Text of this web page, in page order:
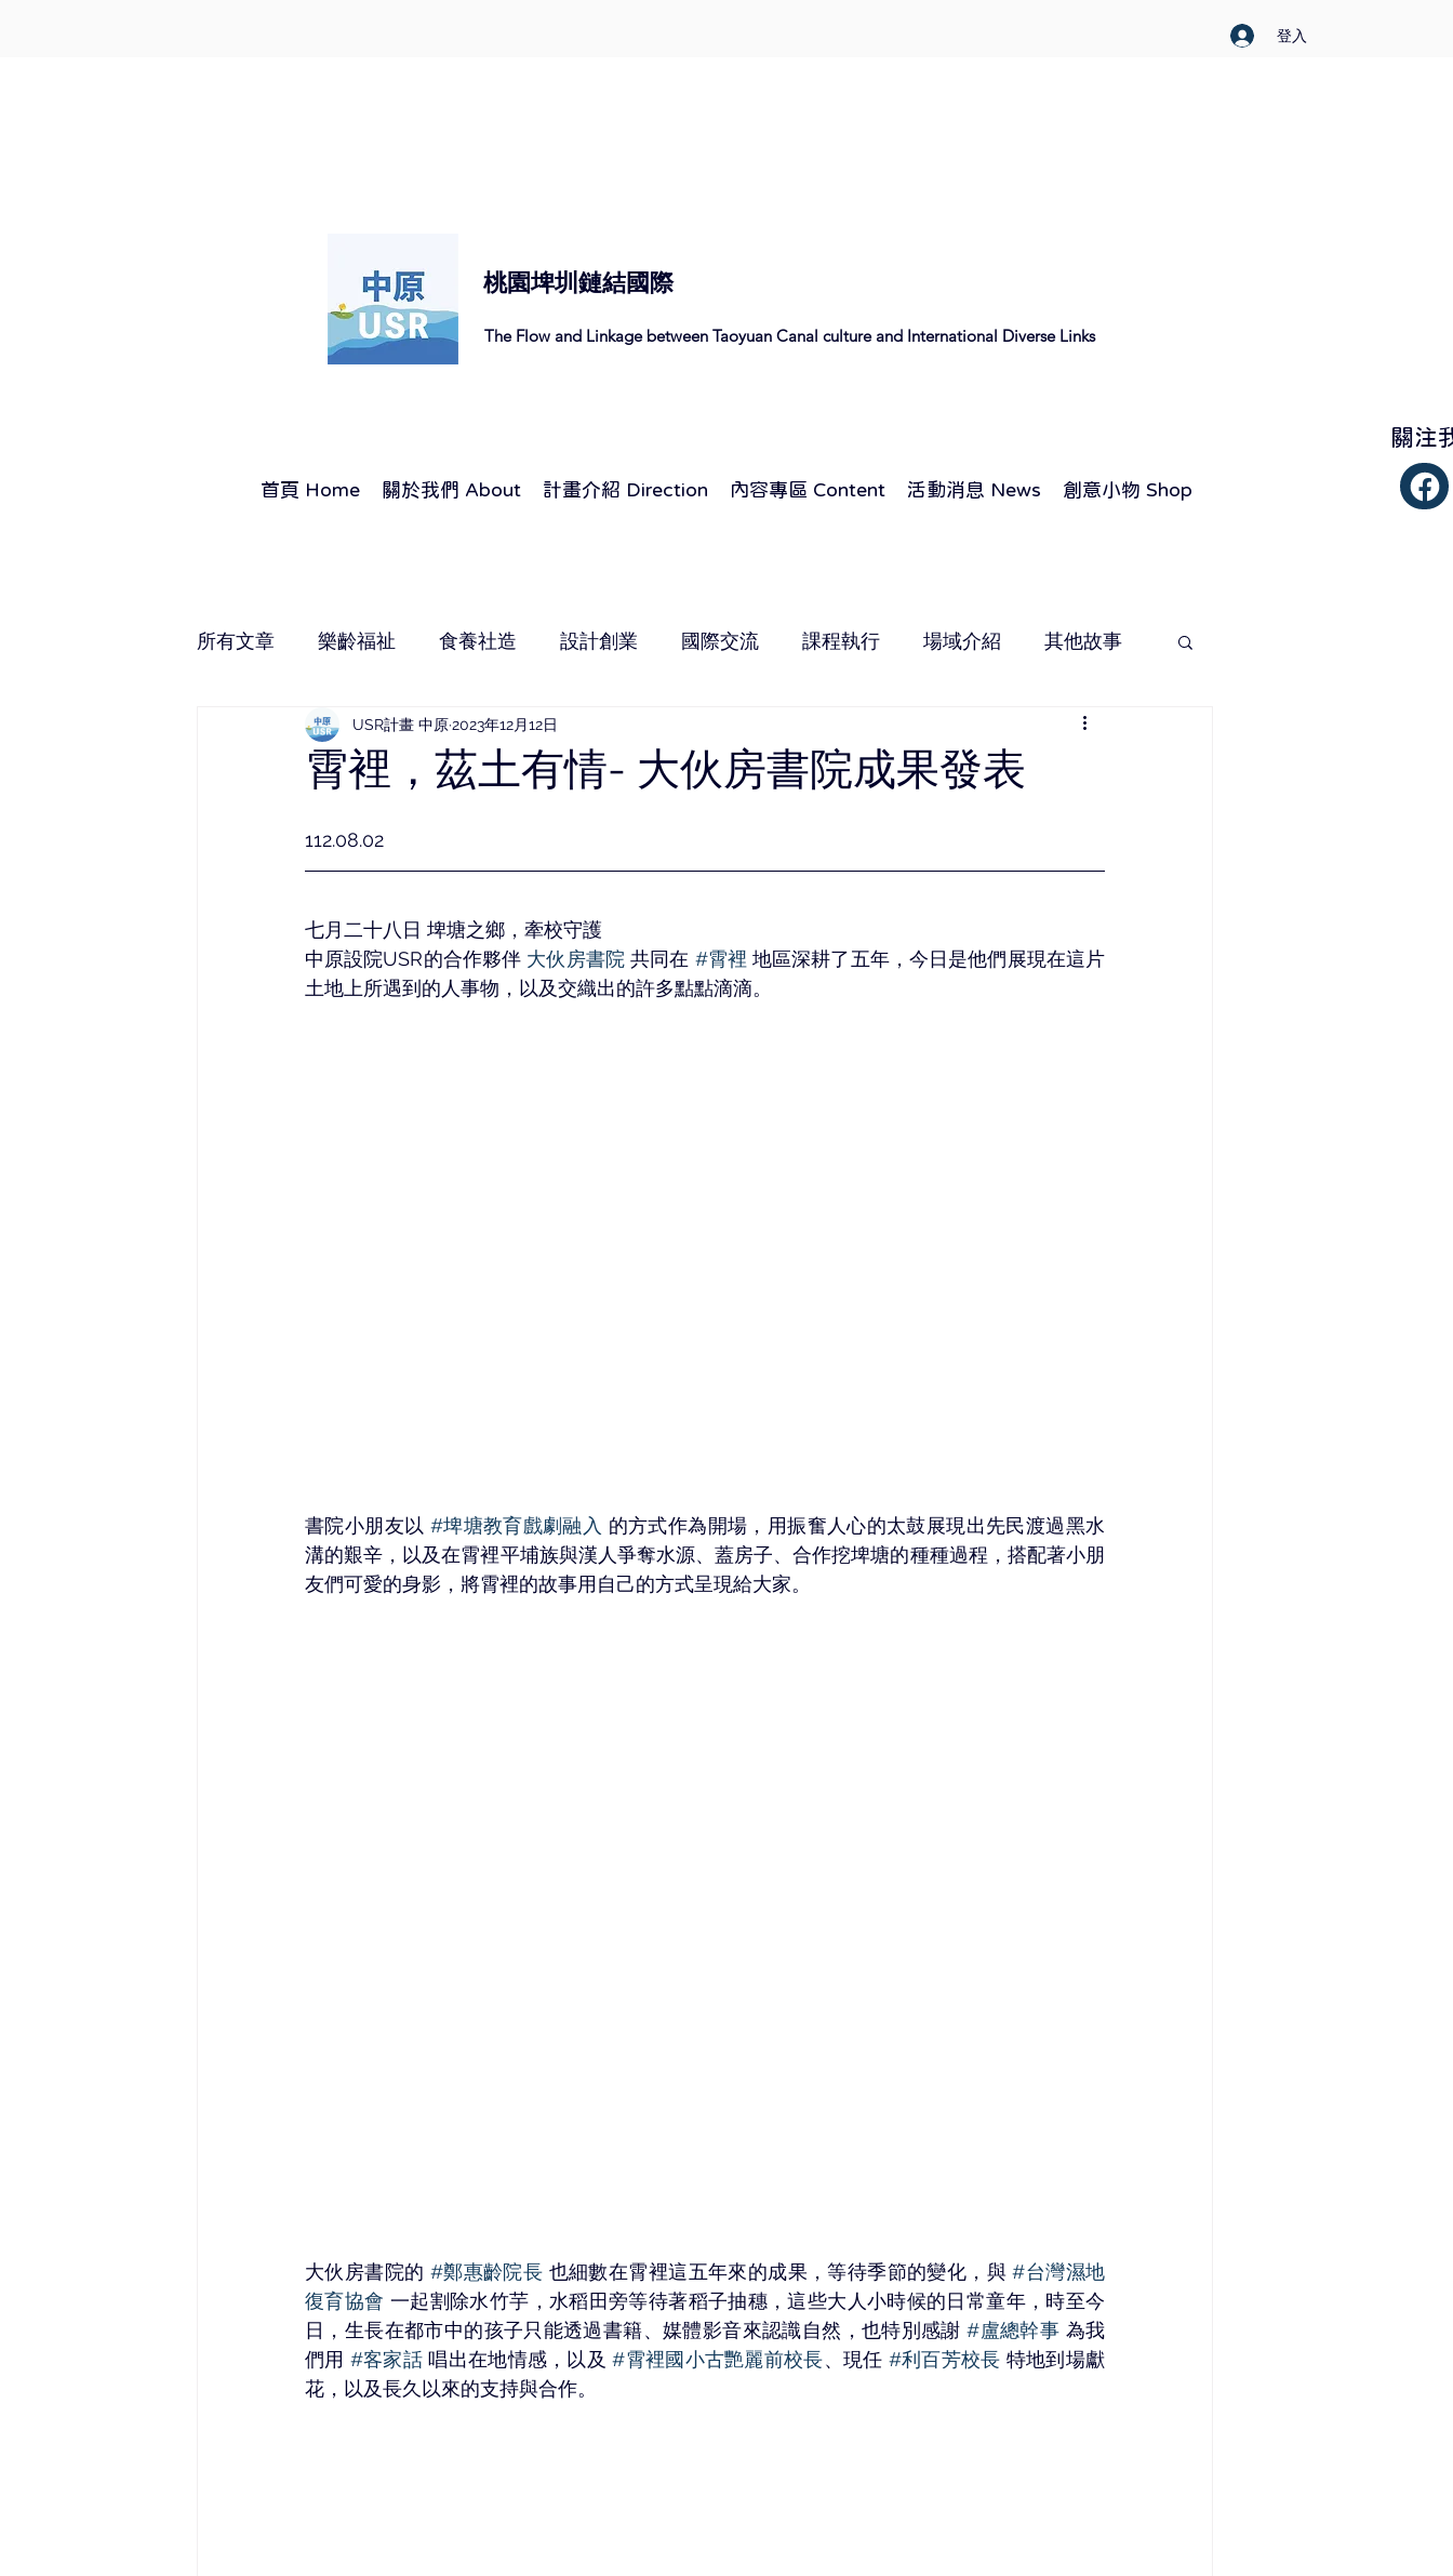
登入
關注
首頁 Home 關於我們 About 計畫介紹 Direction 內容專區 Content 活動消息 News 創意小物 Shop
桃園埤圳 鏈結國際
The Flow and Linkage between Taoyuan Canal culture and International Diverse Links
所有文章 樂齡福祉 食養社造 設計創業 國際交流 課程執行 場域介紹 其他故事
霄裡，茲土有情- 大伙房書院成果發表
USR計畫 中原2023年12月12日
112.08.02
七月二十八日 埤塘之鄉，牽校守護
中原設院USR的合作夥伴 大伙房書院 共同在 #霄裡 地區深耕了五年，今日是他們展現在這片
土地上所遇到的人事物，以及交織出的許多點點滴滴。
書院小朋友以 #埤塘教育戲劇融入 的方式作為開場，用振奮人心的太鼓展現出先民渡過黑水
溝的艱辛，以及在霄裡平埔族與漢人爭奪水源、蓋房子、合作挖埤塘的種種過程，搭配著小朋
友們可愛的身影，將霄裡的故事用自己的方式呈現給大家。
大伙房書院的 #鄭惠齡院長 也細數在霄裡這五年來的成果，等待季節的變化，與 #台灣濕地
復育協會 一起割除水竹芋，水稻田旁等待著稻子抽穗，這些大人小時候的日常童年，時至今
日，生長在都市中的孩子只能透過書籍、媒體影音來認識自然，也特別感謝 #盧總幹事 為我
們用 #客家話 唱出在地情感，以及 #霄裡國小古艷麗前校長、現任 #利百芳校長 特地到場獻
花，以及長久以來的支持與合作。